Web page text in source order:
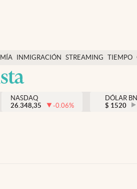
INMIGRACIÓN STREAMING TIEMPO
México
NASDAQ
26.348,35
-0.06%
DÓLAR
$ 1520